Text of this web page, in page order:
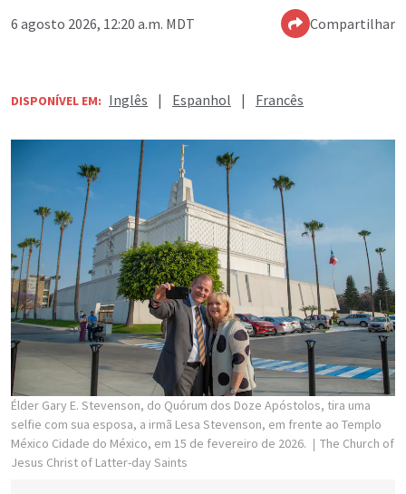
6 agosto 2026, 12:20 a.m. MDT Compartilhar
DISPONÍVEL EM: Inglês | Espanhol | Francês
Élder Gary E. Stevenson, do Quórum dos Doze Apóstolos, tira uma
selfie com sua esposa, a irmã Lesa Stevenson, em frente ao Templo
México Cidade do México, em 15 de fevereiro de 2026.
The Church of
Jesus Christ of Latter-day Saints